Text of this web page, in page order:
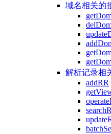
域名相关的
解析记录相
addRR